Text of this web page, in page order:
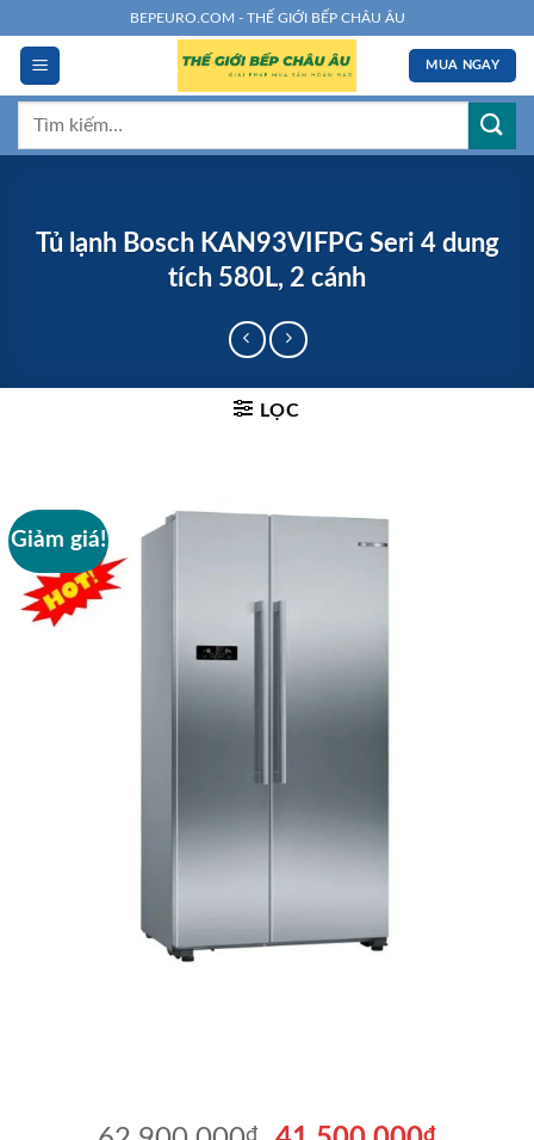
đến
dung
BEPEURO.COM - THẾ GIỚI BẾP CHÂU ÂU
MUA NGAY
Tìm
Tủ lạnh Bosch KAN93VIFPG Seri 4 dung
tích 580L, 2 cánh
LỌC
Giảm giá!
₫ ₫